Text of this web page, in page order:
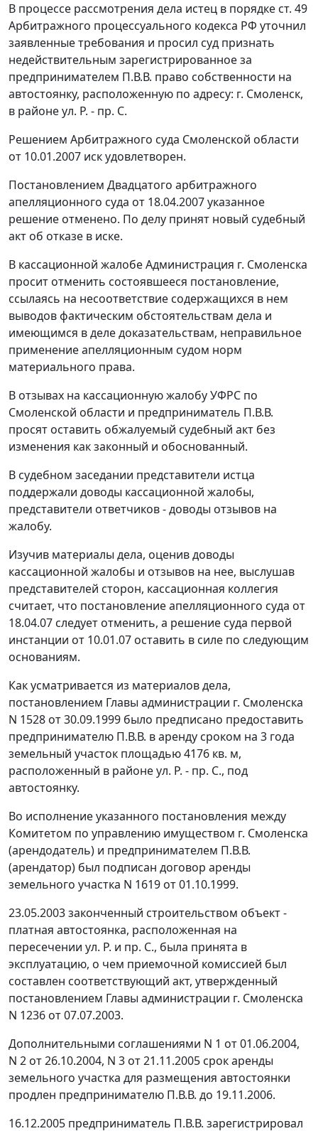
В процессе рассмотрения дела истец в порядке ст. 49
Арбитражного процессуального кодекса РФ уточнил
заявленные требования и просил суд признать
недействительным зарегистрированное за
предпринимателем П.В.В. право собственности на
автостоянку, расположенную по адресу: г. Смоленск,
в районе ул. Р. - пр. С.
Решением Арбитражного суда Смоленской области
от 10.01.2007 иск удовлетворен.
Постановлением Двадцатого арбитражного
апелляционного суда от 18.04.2007 указанное
решение отменено. По делу принят новый судебный
акт об отказе в иске.
В кассационной жалобе Администрация г. Смоленска
просит отменить состоявшееся постановление,
ссылаясь на несоответствие содержащихся в нем
выводов фактическим обстоятельствам дела и
имеющимся в деле доказательствам, неправильное
применение апелляционным судом норм
материального права.
В отзывах на кассационную жалобу УФРС по
Смоленской области и предприниматель П.В.В.
просят оставить обжалуемый судебный акт без
изменения как законный и обоснованный.
В судебном заседании представители истца
поддержали доводы кассационной жалобы,
представители ответчиков - доводы отзывов на
жалобу.
Изучив материалы дела, оценив доводы
кассационной жалобы и отзывов на нее, выслушав
представителей сторон, кассационная коллегия
считает, что постановление апелляционного суда от
18.04.07 следует отменить, а решение суда первой
инстанции от 10.01.07 оставить в силе по следующим
основаниям.
Как усматривается из материалов дела,
постановлением Главы администрации г. Смоленска
N 1528 от 30.09.1999 было предписано предоставить
предпринимателю П.В.В. в аренду сроком на 3 года
земельный участок площадью 4176 кв. м,
расположенный в районе ул. Р. - пр. С., под
автостоянку.
Во исполнение указанного постановления между
Комитетом по управлению имуществом г. Смоленска
(арендодатель) и предпринимателем П.В.В.
(арендатор) был подписан договор аренды
земельного участка N 1619 от 01.10.1999.
23.05.2003 законченный строительством объект -
платная автостоянка, расположенная на
пересечении ул. Р. и пр. С., была принята в
эксплуатацию, о чем приемочной комиссией был
составлен соответствующий акт, утвержденный
постановлением Главы администрации г. Смоленска
N 1236 от 07.07.2003.
Дополнительными соглашениями N 1 от 01.06.2004,
N 2 от 26.10.2004, N 3 от 21.11.2005 срок аренды
земельного участка для размещения автостоянки
продлен предпринимателю П.В.В. до 19.11.2006.
16.12.2005 предприниматель П.В.В. зарегистрировал